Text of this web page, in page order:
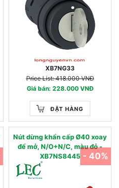
XB7NG33
Price List: 418.000 VNĐ
Giá bán: 228.000 VNĐ
ĐẶT HÀNG
Nút dừng khẩn cấp Ø40 xoay
để mở, N/O+N/C, màu đỏ -
XB7NS8445 - 40%